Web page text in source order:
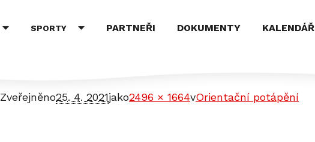
SPORTY PARTNEŘI DOKUMENTY KALENDÁŘ
Zveřejněno25. 4. 2021jako2496 × 1664vOrientační potápění